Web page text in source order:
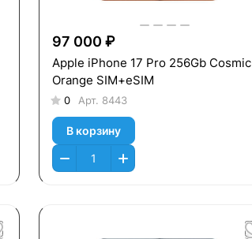
97 000 ₽
Apple iPhone 17 Pro 256Gb Cosmic
Orange SIM+eSIM
0 Арт. 8443
В корзину